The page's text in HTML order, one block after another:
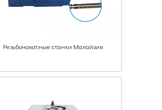
Резьбонакатные станки Малайзия